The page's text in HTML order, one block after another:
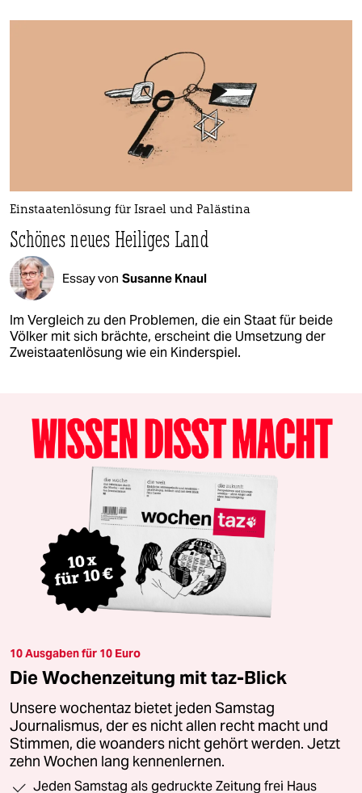
Einstaatenlösung für Israel und Palästina
Schönes neues Heiliges Land
Essay von Susanne Knaul
Im Vergleich zu den Problemen, die ein Staat für beide
Völker mit sich brächte, erscheint die Umsetzung der
Zweistaatenlösung wie ein Kinderspiel.
10 Ausgaben für 10 Euro
Die Wochenzeitung mit taz-Blick
Unsere wochentaz bietet jeden Samstag
Journalismus, der es nicht allen recht macht und
Stimmen, die woanders nicht gehört werden. Jetzt
zehn Wochen lang kennenlernen.
Jeden Samstag als gedruckte Zeitung frei Haus